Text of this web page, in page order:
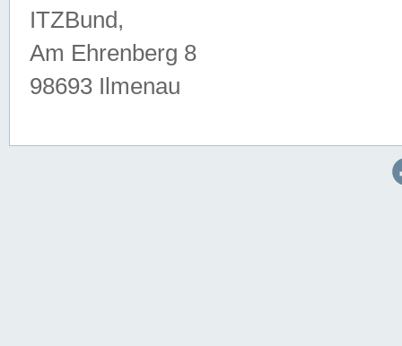
ITZBund,
Am Ehrenberg 8
98693 Ilmenau